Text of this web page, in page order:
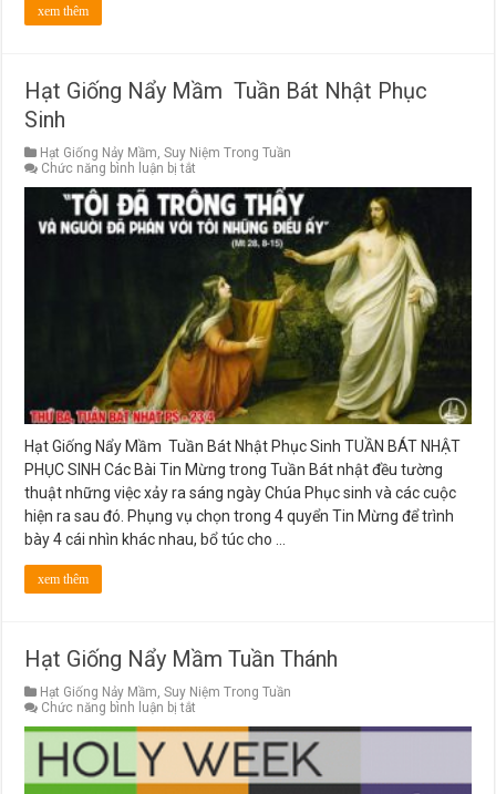
xem thêm
Hạt Giống Nẩy Mầm Tuần Bát Nhật Phục
Sinh
Hạt Giống Nảy Mầm ,Suy Niệm Trong Tuần
Chức năng bình luận bị tắt
Giống
Nẩy
Mầm
Nhật
Phục
Sinh
Hạt Giống Nẩy Mầm Tuần Bát Nhật Phục Sinh TUẦN BÁT NHẬT
PHỤC SINH Các Bài Tin Mừng trong Tuần Bát nhật đều tường
thuật những việc xảy ra sáng ngày Chúa Phục sinh và các cuộc
hiện ra sau đó. Phụng vụ chọn trong 4 quyển Tin Mừng để trình
bày 4 cái nhìn khác nhau, bổ túc cho …
xem thêm
Hạt Giống Nẩy Mầm Tuần Thánh
Hạt Giống Nảy Mầm,Suy Niệm Trong Tuần
Chức năng bình luận bị tắt
Giống
Nẩy
Mầm
Tuần